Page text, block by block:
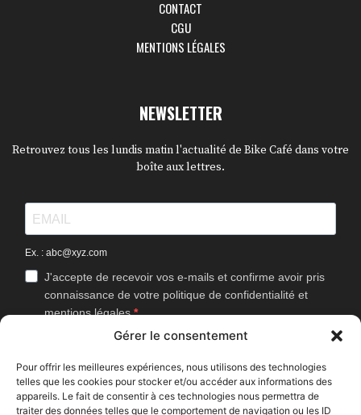
Gérer le consentement
Pour offrir les meilleures expériences, nous utilisons des technologies
telles que les cookies pour stocker et/ou accéder aux informations des
appareils. Le fait de consentir à ces technologies nous permettra de
traiter des données telles que le comportement de navigation ou les ID
CONTACT
CGU
MENTIONS LÉGALES
NEWSLETTER
Retrouvez tous les lundis matin l'actualité de Bike Café dans votre
boîte aux lettres.
Ex. : abc@xyz.com
J'accepte de recevoir vos e-mails et confirme avoir pris
connaissance de votre politique de confidentialité et
mentions légales.
Vous pouvez vous désinscrire à tout moment en cliquant sur le lien
J'accepte que Bike Café mesure l'ouverture des
newsletters afin d'améliorer les contenus proposés.